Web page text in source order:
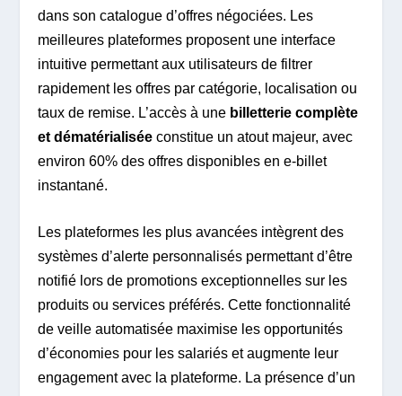
dans son catalogue d’offres négociées. Les
meilleures plateformes proposent une interface
intuitive permettant aux utilisateurs de filtrer
rapidement les offres par catégorie, localisation ou
taux de remise. L’accès à une billetterie complète
et dématérialisée constitue un atout majeur, avec
environ 60% des offres disponibles en e-billet
instantané.
Les plateformes les plus avancées intègrent des
systèmes d’alerte personnalisés permettant d’être
notifié lors de promotions exceptionnelles sur les
produits ou services préférés. Cette fonctionnalité
de veille automatisée maximise les opportunités
d’économies pour les salariés et augmente leur
engagement avec la plateforme. La présence d’un